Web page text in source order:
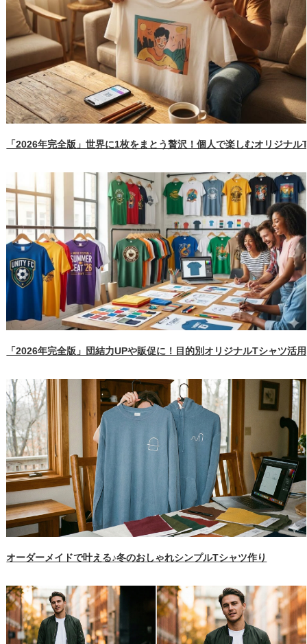
「2026年完全版」世界に1枚をまとう贅沢！個人で楽しむオリジナ
「2026年完全版」団結力UPや販促に！目的別オリジナルTシャツ活
オーダーメイドで叶える♪冬のおしゃれシンプルTシャツ作り